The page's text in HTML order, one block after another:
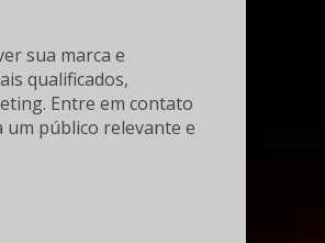
sua marca e
qualificados,
Entre em contato
um público relevante e